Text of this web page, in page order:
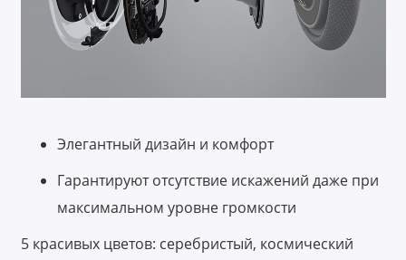
Элегантный дизайн и комфорт
Гарантируют отсутствие искажений даже при
максимальном уровне громкости
5 красивых цветов: серебристый, космический